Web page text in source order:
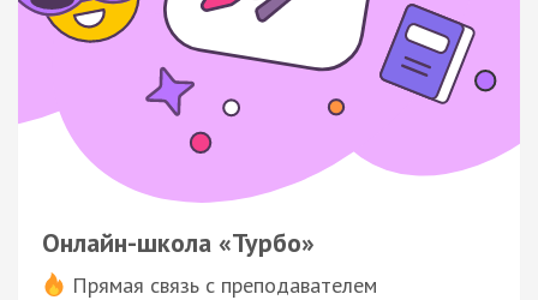
Онлайн-школа «Турбо»
Прямая связь с преподавателем